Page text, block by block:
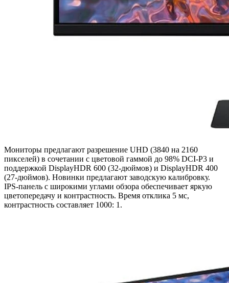
Мониторы предлагают разрешение UHD (3840 на 2160
пикселей) в сочетании с цветовой гаммой до 98% DCI-P3 и
поддержкой DisplayHDR 600 (32-дюймов) и DisplayHDR 400
(27-дюймов). Новинки предлагают заводскую калибровку.
IPS-панель с широкими углами обзора обеспечивает яркую
цветопередачу и контрастность. Время отклика 5 мс,
контрастность составляет 1000: 1.